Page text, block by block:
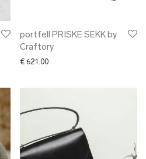
portfell PRISKE SEKK by
Craftory
€ 621.00